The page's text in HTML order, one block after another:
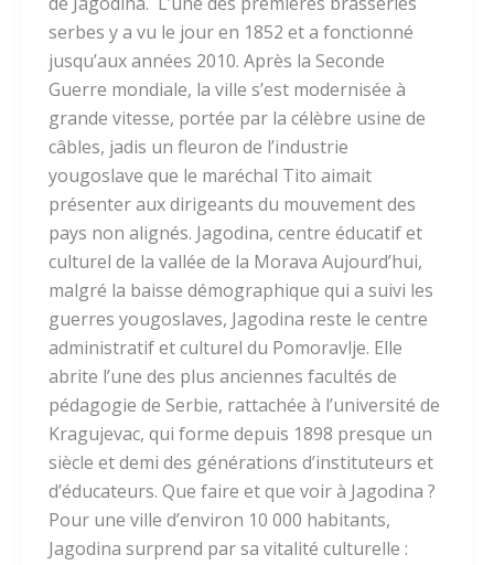
serbes y a vu le jour en 1852 et a fonctionné
jusqu’aux années 2010. Après la Seconde
Guerre mondiale, la ville s’est modernisée à
grande vitesse, portée par la célèbre usine de
câbles, jadis un fleuron de l’industrie
yougoslave que le maréchal Tito aimait
présenter aux dirigeants du mouvement des
pays non alignés. Jagodina, centre éducatif et
culturel de la vallée de la Morava Aujourd’hui,
malgré la baisse démographique qui a suivi les
guerres yougoslaves, Jagodina reste le centre
administratif et culturel du Pomoravlje. Elle
abrite l’une des plus anciennes facultés de
pédagogie de Serbie, rattachée à l’université de
Kragujevac, qui forme depuis 1898 presque un
siècle et demi des générations d’instituteurs et
d’éducateurs. Que faire et que voir à Jagodina ?
Pour une ville d’environ 10 000 habitants,
Jagodina surprend par sa vitalité culturelle :